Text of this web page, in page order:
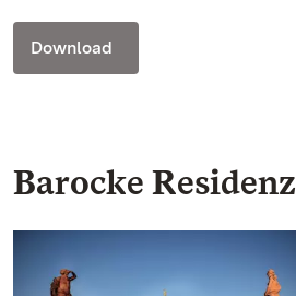
Download
Barocke Residenz